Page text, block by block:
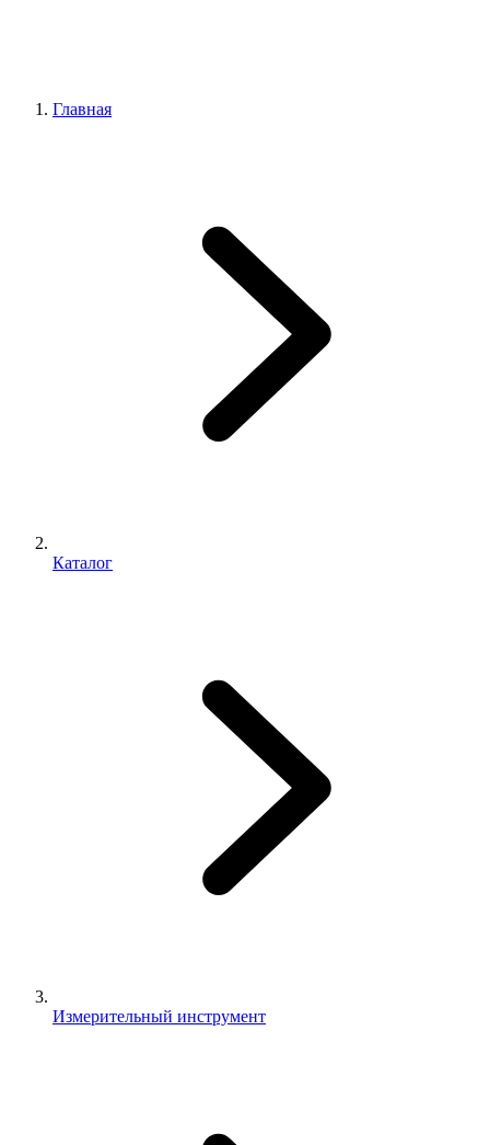
Главная
Каталог
Измерительный инструмент